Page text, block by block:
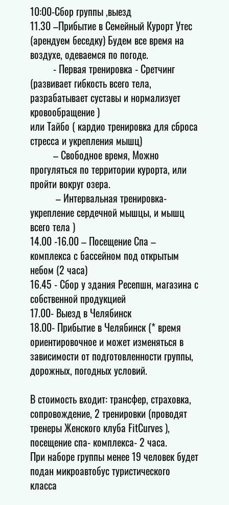
10:00-Сбор группы ,выезд
11.30 –Прибытие в Семейный Курорт Утес
(арендуем беседку) Будем все время на
воздухе, одеваемся по погоде.
- Первая тренировка - Сретчинг
(развивает гибкость всего тела,
разрабатывает суставы и нормализует
кровообращение )
или Тайбо ( кардио тренировка для сброса
стресса и укрепления мышц)
– Свободное время, Можно
прогуляться по территории курорта, или
пройти вокруг озера.
– Интервальная тренировка-
укрепление сердечной мышцы, и мышц
всего тела )
14.00 -16.00 – Посещение Спа –
комплекса с бассейном под открытым
небом (2 часа)
16.45 - Сбор у здания Ресепшн, магазина с
собственной продукцией
17.00- Выезд в Челябинск
18.00- Прибытие в Челябинск (* время
ориентировочное и может изменяться в
зависимости от подготовленности группы,
дорожных, погодных условий.
В стоимость входит: трансфер, страховка,
сопровождение, 2 тренировки (проводят
тренеры Женского клуба FitCurves ),
посещение спа- комплекса- 2 часа.
При наборе группы менее 19 человек будет
подан микроавтобус туристического
класса